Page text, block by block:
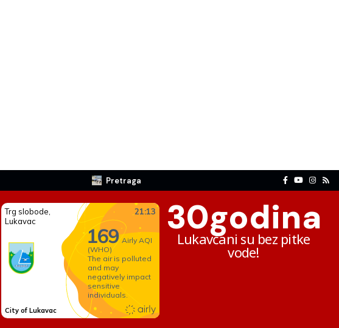
Pretraga
30godina
Lukavčani su bez pitke
vode!